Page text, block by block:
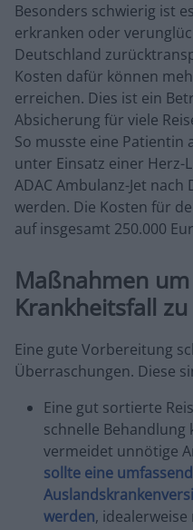
Besonders schwierig ist
erkranken oder
Deutschland
Kosten dafür können
erreichen. Dies ist ein
Absicherung für viele
So musste eine Patientin
unter Einsatz einer Herz-
ADAC Ambulanz-Jet
werden. Die Kosten für
auf insgesamt 250.000
Maßnahmen
Krankheitsfall
Eine gute Vorbereitung
Überraschungen. Diese
Eine gut sortierte
schnelle Behandlung
vermeidet unnötige
sollte eine
werden,